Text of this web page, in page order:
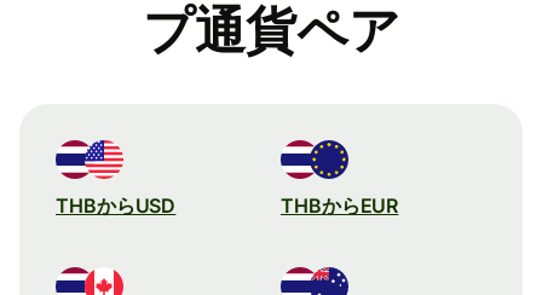
プ通貨ペア
THBからUSD THBからEUR